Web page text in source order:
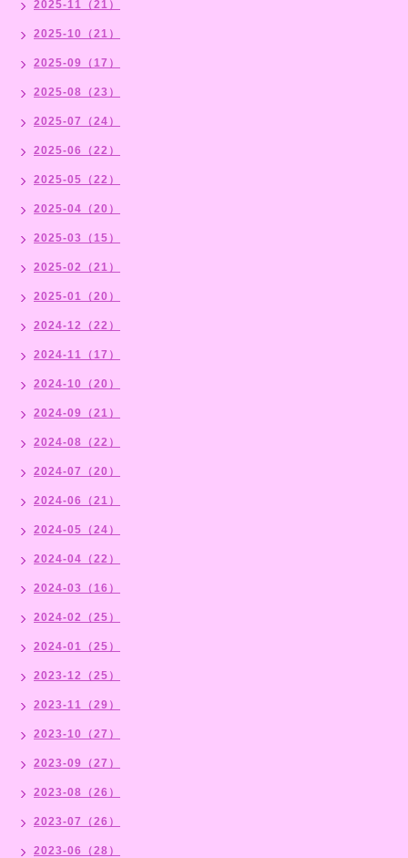
2025-11（21）
2025-10（21）
2025-09（17）
2025-08（23）
2025-07（24）
2025-06（22）
2025-05（22）
2025-04（20）
2025-03（15）
2025-02（21）
2025-01（20）
2024-12（22）
2024-11（17）
2024-10（20）
2024-09（21）
2024-08（22）
2024-07（20）
2024-06（21）
2024-05（24）
2024-04（22）
2024-03（16）
2024-02（25）
2024-01（25）
2023-12（25）
2023-11（29）
2023-10（27）
2023-09（27）
2023-08（26）
2023-07（26）
2023-06（28）